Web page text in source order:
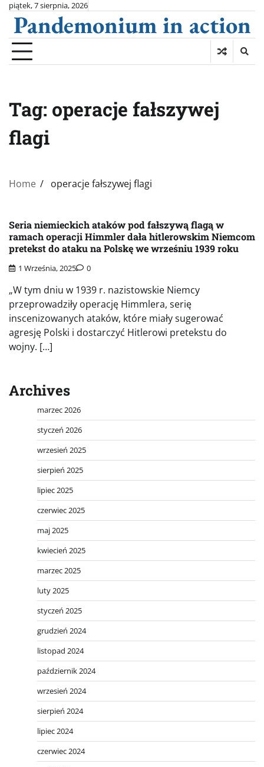
Skip
content
piątek, 7 sierpnia, 2026
Pandemonium in action
Tag: operacje fałszywej
flagi
Home operacje fałszywej flagi
Seria niemieckich ataków pod fałszywą flagą w
ramach operacji Himmler dała hitlerowskim Niemcom
pretekst do ataku na Polskę we wrześniu 1939 roku
1 Września, 2025 0
„W tym dniu w 1939 r. nazistowskie Niemcy
przeprowadziły operację Himmlera, serię
inscenizowanych ataków, które miały sugerować
agresję Polski i dostarczyć Hitlerowi pretekstu do
wojny. […]
Archives
marzec 2026
styczeń 2026
wrzesień 2025
sierpień 2025
lipiec 2025
czerwiec 2025
maj 2025
kwiecień 2025
marzec 2025
luty 2025
styczeń 2025
grudzień 2024
listopad 2024
październik 2024
wrzesień 2024
sierpień 2024
lipiec 2024
czerwiec 2024